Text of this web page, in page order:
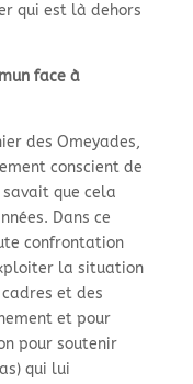
qui est là dehors
face à
des Omeyades,
conscient de
que cela
Dans ce
confrontation
la situation
et des
et pour
pour soutenir
qui lui